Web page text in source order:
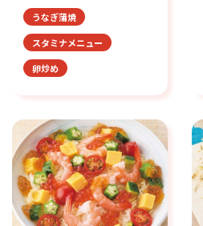
うなぎ蒲焼
スタミナメニュー
卵炒め